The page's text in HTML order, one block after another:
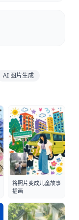
AI 图片生成
将照片变成儿童故事
插画